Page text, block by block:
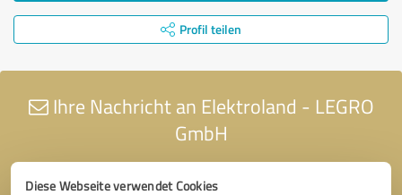
Diese Webseite verwendet Cookies
Profil teilen
Ihre Nachricht an Elektroland - LEGRO
GmbH